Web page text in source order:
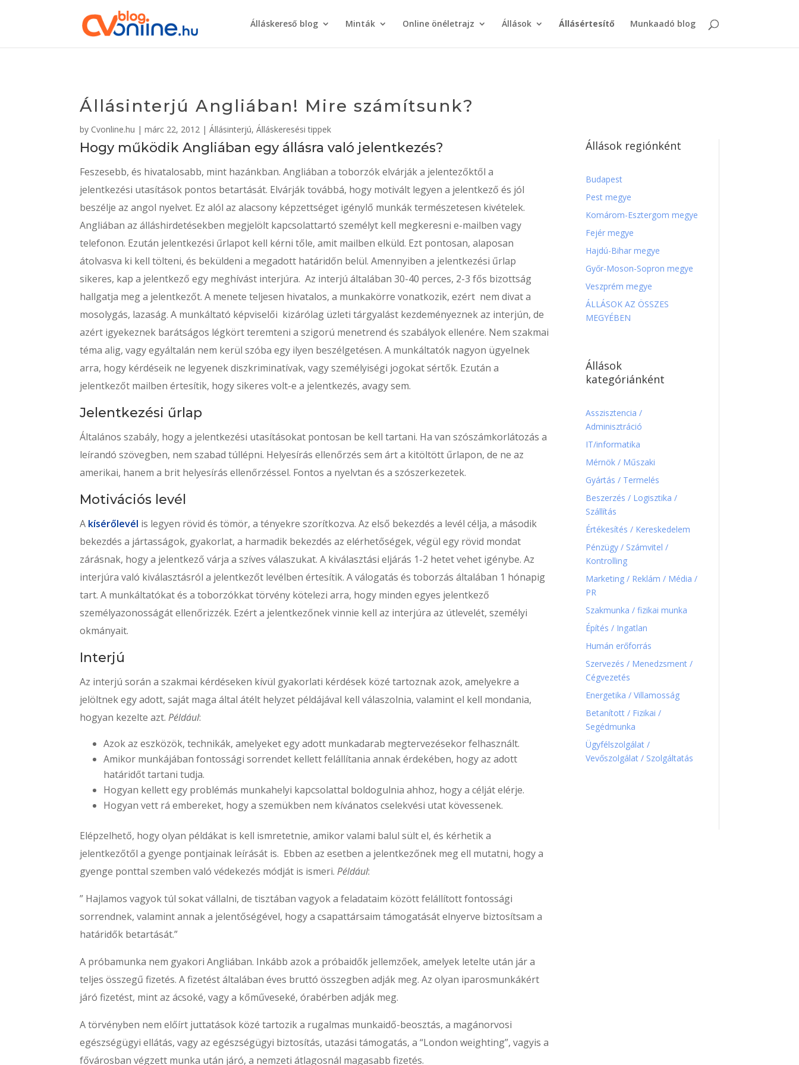
Álláskereső blog Minták Online önéletrajz Állások Állásértesítő Munkaadó blog
Állásinterjú Angliában! Mire számítsunk?
by Cvonline.hu |márc 22, 2012 |Állásinterjú,Álláskeresési tippek
Hogy működik Angliában egy állásra való jelentkezés?
Feszesebb, és hivatalosabb, mint hazánkban. Angliában a toborzók elvárják a jelentezőktől a
jelentkezési utasítások pontos betartását. Elvárják továbbá, hogy motivált legyen a jelentkező és jól
beszélje az angol nyelvet. Ez alól az alacsony képzettséget igénylő munkák természetesen kivételek.
Angliában az álláshirdetésekben megjelölt kapcsolattartó személyt kell megkeresni e-mailben vagy
telefonon. Ezután jelentkezési űrlapot kell kérni tőle, amit mailben elküld. Ezt pontosan, alaposan
átolvasva ki kell tölteni, és beküldeni a megadott határidőn belül. Amennyiben a jelentkezési űrlap
sikeres, kap a jelentkező egy meghívást interjúra. Az interjú általában 30-40 perces, 2-3 fős bizottság
hallgatja meg a jelentkezőt. A menete teljesen hivatalos, a munkakörre vonatkozik, ezért nem divat a
mosolygás, lazaság. A munkáltató képviselői kizárólag üzleti tárgyalást kezdeményeznek az interjún, de
azért igyekeznek barátságos légkört teremteni a szigorú menetrend és szabályok ellenére. Nem szakmai
téma alig, vagy egyáltalán nem kerül szóba egy ilyen beszélgetésen. A munkáltatók nagyon ügyelnek
arra, hogy kérdéseik ne legyenek diszkriminatívak, vagy személyiségi jogokat sértők. Ezután a
jelentkezőt mailben értesítik, hogy sikeres volt-e a jelentkezés, avagy sem.
Jelentkezési űrlap
Általános szabály, hogy a jelentkezési utasításokat pontosan be kell tartani. Ha van szószámkorlátozás a
leírandó szövegben, nem szabad túllépni. Helyesírás ellenőrzés sem árt a kitöltött űrlapon, de ne az
amerikai, hanem a brit helyesírás ellenőrzéssel. Fontos a nyelvtan és a szószerkezetek.
Motivációs levél
A kísérőlevél is legyen rövid és tömör, a tényekre szorítkozva. Az első bekezdés a levél célja, a második
bekezdés a jártasságok, gyakorlat, a harmadik bekezdés az elérhetőségek, végül egy rövid mondat
zárásnak, hogy a jelentkező várja a szíves válaszukat. A kiválasztási eljárás 1-2 hetet vehet igénybe. Az
interjúra való kiválasztásról a jelentkezőt levélben értesítik. A válogatás és toborzás általában 1 hónapig
tart. A munkáltatókat és a toborzókkat törvény kötelezi arra, hogy minden egyes jelentkező
személyazonosságát ellenőrizzék. Ezért a jelentkezőnek vinnie kell az interjúra az útlevelét, személyi
okmányait.
Interjú
Az interjú során a szakmai kérdéseken kívül gyakorlati kérdések közé tartoznak azok, amelyekre a
jelöltnek egy adott, saját maga által átélt helyzet példájával kell válaszolnia, valamint el kell mondania,
hogyan kezelte azt.Például:
Azok az eszközök, technikák, amelyeket egy adott munkadarab megtervezésekor felhasznált.
Amikor munkájában fontossági sorrendet kellett felállítania annak érdekében, hogy az adott
határidőt tartani tudja.
Hogyan kellett egy problémás munkahelyi kapcsolattal boldogulnia ahhoz, hogy a célját elérje.
Hogyan vett rá embereket, hogy a szemükben nem kívánatos cselekvési utat kövessenek.
Elépzelhető, hogy olyan példákat is kell ismretetnie, amikor valami balul sült el, és kérhetik a
jelentkezőtől a gyenge pontjainak leírását is. Ebben az esetben a jelentkezőnek meg ell mutatni, hogy a
gyenge ponttal szemben való védekezés módját is ismeri.Például:
” Hajlamos vagyok túl sokat vállalni, de tisztában vagyok a feladataim között felállított fontossági
sorrendnek, valamint annak a jelentőségével, hogy a csapattársaim támogatását elnyerve biztosítsam a
határidők betartását.”
A próbamunka nem gyakori Angliában. Inkább azok a próbaidők jellemzőek, amelyek letelte után jár a
teljes összegű fizetés. A fizetést általában éves bruttó összegben adják meg. Az olyan iparosmunkákért
járó fizetést, mint az ácsoké, vagy a kőműveseké, órabérben adják meg.
A törvényben nem előírt juttatások közé tartozik a rugalmas munkaidő-beosztás, a magánorvosi
egészségügyi ellátás, vagy az egészségügyi biztosítás, utazási támogatás, a “London weighting”, vagyis a
fővárosban végzett munka után járó, a nemzeti átlagosnál magasabb fizetés.
Állások regiónként
Budapest
Pest megye
Komárom-Esztergom megye
Fejér megye
Hajdú-Bihar megye
Győr-Moson-Sopron megye
Veszprém megye
ÁLLÁSOK AZ ÖSSZES
MEGYÉBEN
Állások
kategóriánként
Asszisztencia /
Adminisztráció
IT/informatika
Mérnök / Műszaki
Gyártás / Termelés
Beszerzés / Logisztika /
Szállítás
Értékesítés / Kereskedelem
Pénzügy / Számvitel /
Kontrolling
Marketing / Reklám / Média /
PR
Szakmunka / fizikai munka
Építés / Ingatlan
Humán erőforrás
Szervezés / Menedzsment /
Cégvezetés
Energetika / Villamosság
Betanított / Fizikai /
Segédmunka
Ügyfélszolgálat /
Vevőszolgálat / Szolgáltatás